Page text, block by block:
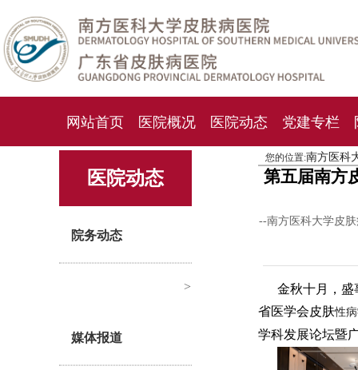
网站首页 医院概况 医院动态 党建专栏
化妆品检测中心 就诊指南 人才
医院动态
院务动态
>
媒体报道
您的位置:南方医科
第五届南方
--南方医科大学皮
金秋十月，盛
省医学会皮肤性病
学科发展论坛暨